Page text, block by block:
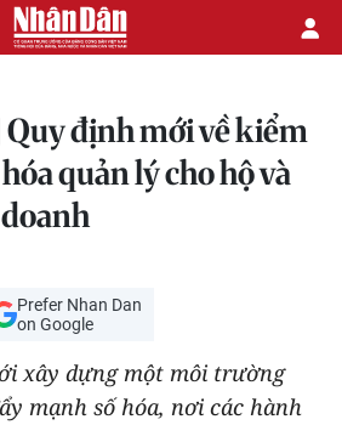
định mới về kiểm
quản lý cho hộ và
Prefer Nhan Dan
on Google
xây dựng một môi trường
mạnh số hóa, nơi các hành